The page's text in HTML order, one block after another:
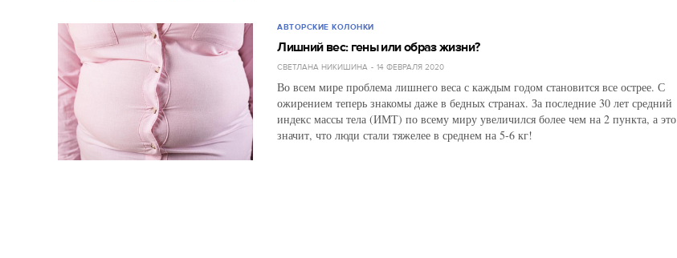
АВТОРСКИЕ КОЛОНКИ
Лишний вес: гены или образ жизни?
СВЕТЛАНА НИКИШИНА 14 ФЕВРАЛЯ 2020
Во всем мире проблема лишнего веса с каждым годом становится все острее. С
ожирением теперь знакомы даже в бедных странах. За последние 30 лет средний
индекс массы тела (ИМТ) по всему миру увеличился более чем на 2 пункта, а это
значит, что люди стали тяжелее в среднем на 5-6 кг!